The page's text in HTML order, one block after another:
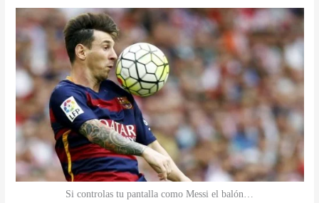
Si controlas tu pantalla como Messi el balón…